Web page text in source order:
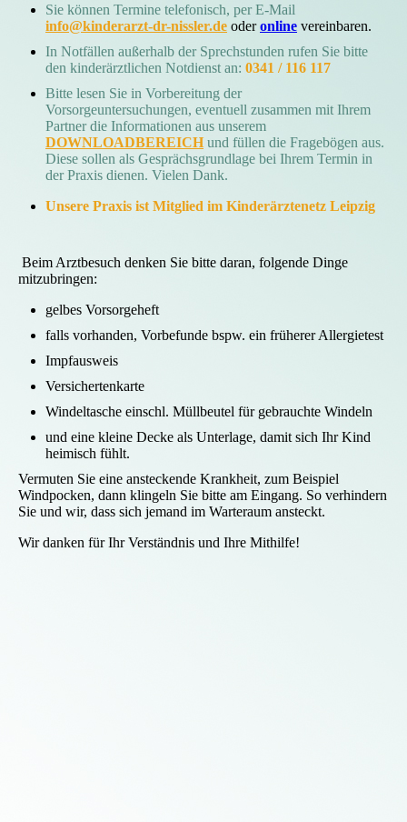
Sie können Termine telefonisch, per E-Mail
info@kinderarzt-dr-nissler.de oderonline vereinbaren.
In Notfällen außerhalb der Sprechstunden rufen Sie bitte
den kinderärztlichen Notdienst an: 0341 / 116 117
Bitte lesen Sie in Vorbereitung der
Vorsorgeuntersuchungen, eventuell zusammen mit Ihrem
Partner die Informationen aus unserem
DOWNLOADBEREICH und füllen die Fragebögen aus.
Diese sollen als Gesprächsgrundlage bei Ihrem Termin in
der Praxis dienen. Vielen Dank.
Unsere Praxis ist Mitglied im Kinderärztenetz Leipzig
Beim Arztbesuch denken Sie bitte daran, folgende Dinge
mitzubringen:
gelbes Vorsorgeheft
falls vorhanden, Vorbefunde bspw. ein früherer Allergietest
Impfausweis
Versichertenkarte
Windeltasche einschl. Müllbeutel für gebrauchte Windeln
und eine kleine Decke als Unterlage, damit sich Ihr Kind
heimisch fühlt.
Vermuten Sie eine ansteckende Krankheit, zum Beispiel
Windpocken, dann klingeln Sie bitte am Eingang. So verhindern
Sie und wir, dass sich jemand im Warteraum ansteckt.
Wir danken für Ihr Verständnis und Ihre Mithilfe!